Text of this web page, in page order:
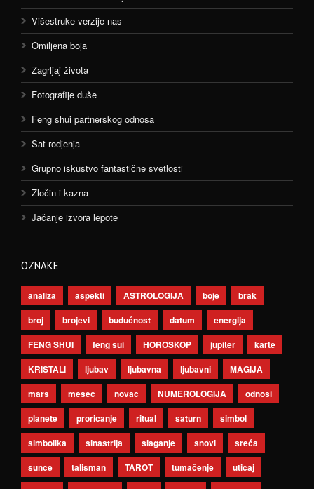
Višestruke verzije nas
Omiljena boja
Zagrljaj života
Fotografije duše
Feng shui partnerskog odnosa
Sat rodjenja
Grupno iskustvo fantastične svetlosti
Zločin i kazna
Jačanje izvora lepote
OZNAKE
analiza aspekti ASTROLOGIJA boje
brak
broj
brojevi budućnost datum
energija
FENG SHUI
feng šui HOROSKOP jupiter
karte
KRISTALI
ljubav ljubavna ljubavni
MAGIJA
mars
mesec novac NUMEROLOGIJA
odnosi
planete
proricanje ritual saturn
simbol
simbolika
sinastrija slaganje snovi
sreća
sunce
talisman TAROT tumačenje
uticaj